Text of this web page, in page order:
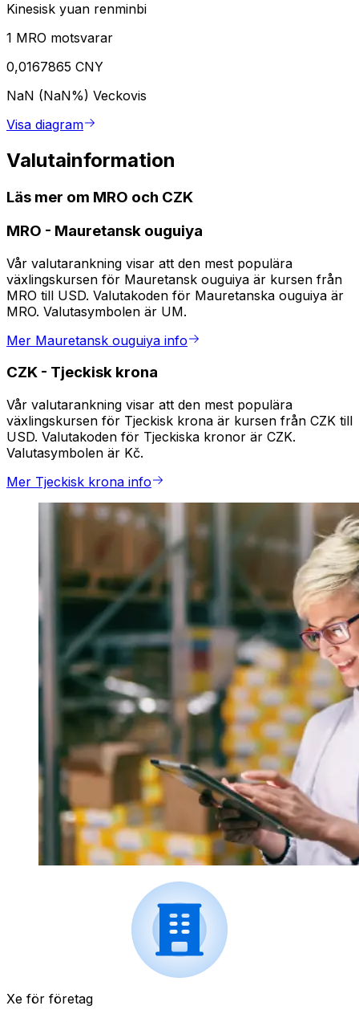
Kinesisk yuan renminbi
1 MRO motsvarar
0,0167865 CNY
NaN (NaN%) Veckovis
Visa diagram
Valutainformation
Läs mer om MRO och CZK
MRO - Mauretansk ouguiya
Vår valutarankning visar att den mest populära
växlingskursen för Mauretansk ouguiya är kursen från
MRO till USD. Valutakoden för Mauretanska ouguiya är
MRO. Valutasymbolen är UM.
Mer Mauretansk ouguiya info
CZK - Tjeckisk krona
Vår valutarankning visar att den mest populära
växlingskursen för Tjeckisk krona är kursen från CZK till
USD. Valutakoden för Tjeckiska kronor är CZK.
Valutasymbolen är Kč.
Mer Tjeckisk krona info
Xe för företag